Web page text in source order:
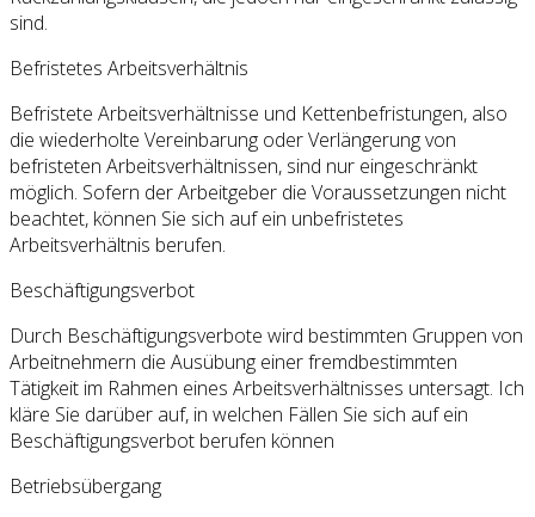
sind.
Befristetes Arbeitsverhältnis
Befristete Arbeitsverhältnisse und Kettenbefristungen, also
die wiederholte Vereinbarung oder Verlängerung von
befristeten Arbeitsverhältnissen, sind nur eingeschränkt
möglich. Sofern der Arbeitgeber die Voraussetzungen nicht
beachtet, können Sie sich auf ein unbefristetes
Arbeitsverhältnis berufen.
Beschäftigungsverbot
Durch Beschäftigungsverbote wird bestimmten Gruppen von
Arbeitnehmern die Ausübung einer fremdbestimmten
Tätigkeit im Rahmen eines Arbeitsverhältnisses untersagt. Ich
kläre Sie darüber auf, in welchen Fällen Sie sich auf ein
Beschäftigungsverbot berufen können
Betriebsübergang